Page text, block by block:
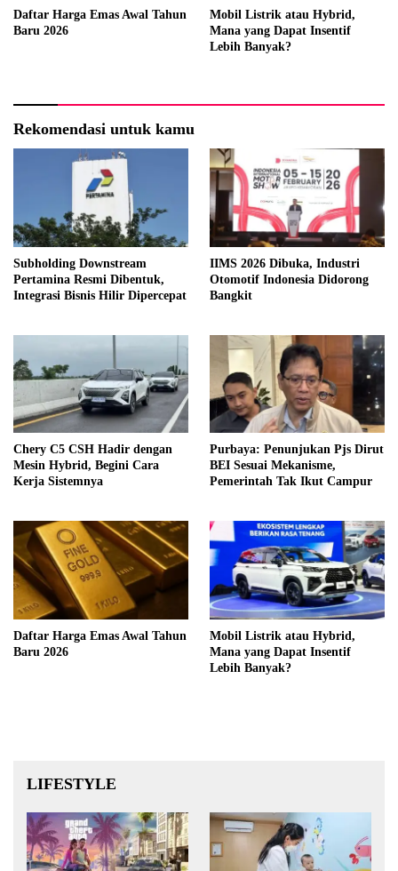
Daftar Harga Emas Awal Tahun
Baru 2026
Mobil Listrik atau Hybrid,
Mana yang Dapat Insentif
Lebih Banyak?
Rekomendasi untuk kamu
Subholding Downstream
Pertamina Resmi Dibentuk,
Integrasi Bisnis Hilir Dipercepat
IIMS 2026 Dibuka, Industri
Otomotif Indonesia Didorong
Bangkit
Chery C5 CSH Hadir dengan
Mesin Hybrid, Begini Cara
Kerja Sistemnya
Purbaya: Penunjukan Pjs Dirut
BEI Sesuai Mekanisme,
Pemerintah Tak Ikut Campur
Daftar Harga Emas Awal Tahun
Baru 2026
Mobil Listrik atau Hybrid,
Mana yang Dapat Insentif
Lebih Banyak?
LIFESTYLE